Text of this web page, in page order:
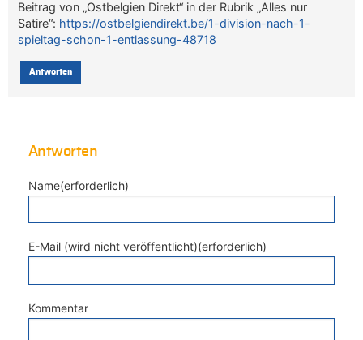
Beitrag von „Ostbelgien Direkt“ in der Rubrik „Alles nur
Satire“: https://ostbelgiendirekt.be/1-division-nach-1-
spieltag-schon-1-entlassung-48718
Antworten
Antworten
Name(erforderlich)
E-Mail (wird nicht veröffentlicht)(erforderlich)
Kommentar